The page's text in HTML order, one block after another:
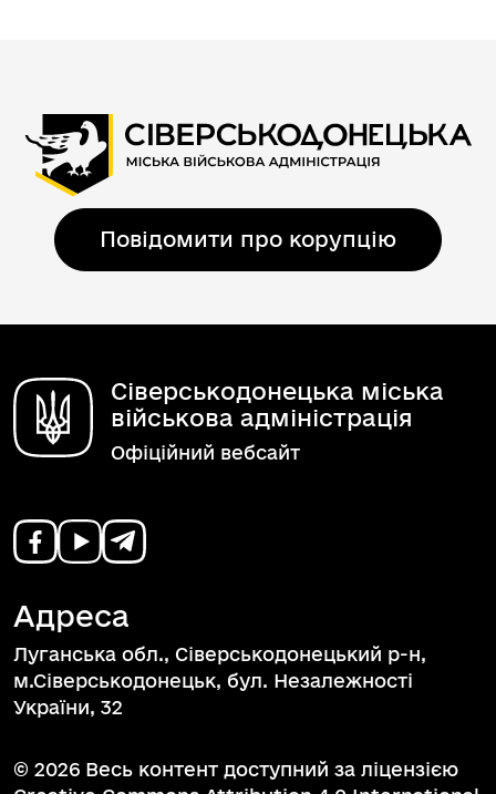
Повідомити про корупцію
Сіверськодонецька міська
військова адміністрація
Офіційний вебсайт
Адреса
Луганська обл., Сіверськодонецький р-н,
м.Сіверськодонецьк, бул. Незалежності
України, 32
© 2026 Весь контент доступний за ліцензією